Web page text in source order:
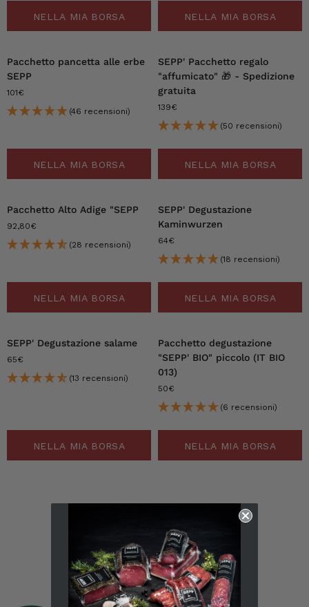
NELLA MIA BORSA NELLA MIA BORSA
Pacchetto pancetta alle erbe
SEPP
101€
(46 recensioni)
NELLA MIA BORSA
SEPP' Pacchetto regalo
"affumicato" 🎁 - Spedizione
gratuita
139€
(50 recensioni)
NELLA MIA BORSA
Pacchetto Alto Adige "SEPP
92,80€
(28 recensioni)
NELLA MIA BORSA
SEPP' Degustazione
Kaminwurzen
64€
(18 recensioni)
NELLA MIA BORSA
SEPP' Degustazione salame
65€
(13 recensioni)
NELLA MIA BORSA
Pacchetto degustazione
"SEPP' BIO" piccolo (IT BIO
013)
50€
(6 recensioni)
NELLA MIA BORSA
Successivo "
6.247recensioni